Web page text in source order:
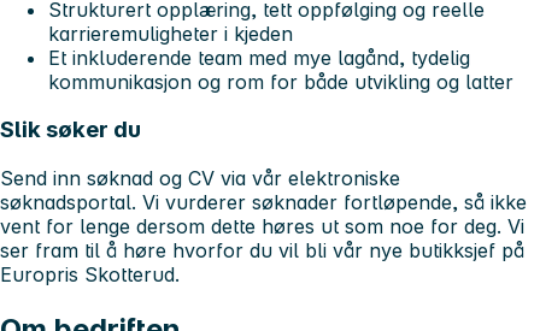
Strukturert opplæring, tett oppfølging og reelle
karrieremuligheter i kjeden
Et inkluderende team med mye lagånd, tydelig
kommunikasjon og rom for både utvikling og latter
Slik søker du
Send inn søknad og CV via vår elektroniske
søknadsportal. Vi vurderer søknader fortløpende, så ikke
vent for lenge dersom dette høres ut som noe for deg. Vi
ser fram til å høre hvorfor du vil bli vår nye butikksjef på
Europris Skotterud.